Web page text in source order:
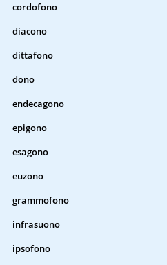
cordofono
diacono
dittafono
dono
endecagono
epigono
esagono
euzono
grammofono
infrasuono
ipsofono